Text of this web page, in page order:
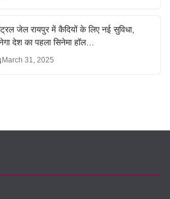
जेल रायपुर में कैदियों के लिए नई सुविधा,
देश का पहला सिनेमा हॉल…
March 31, 2025